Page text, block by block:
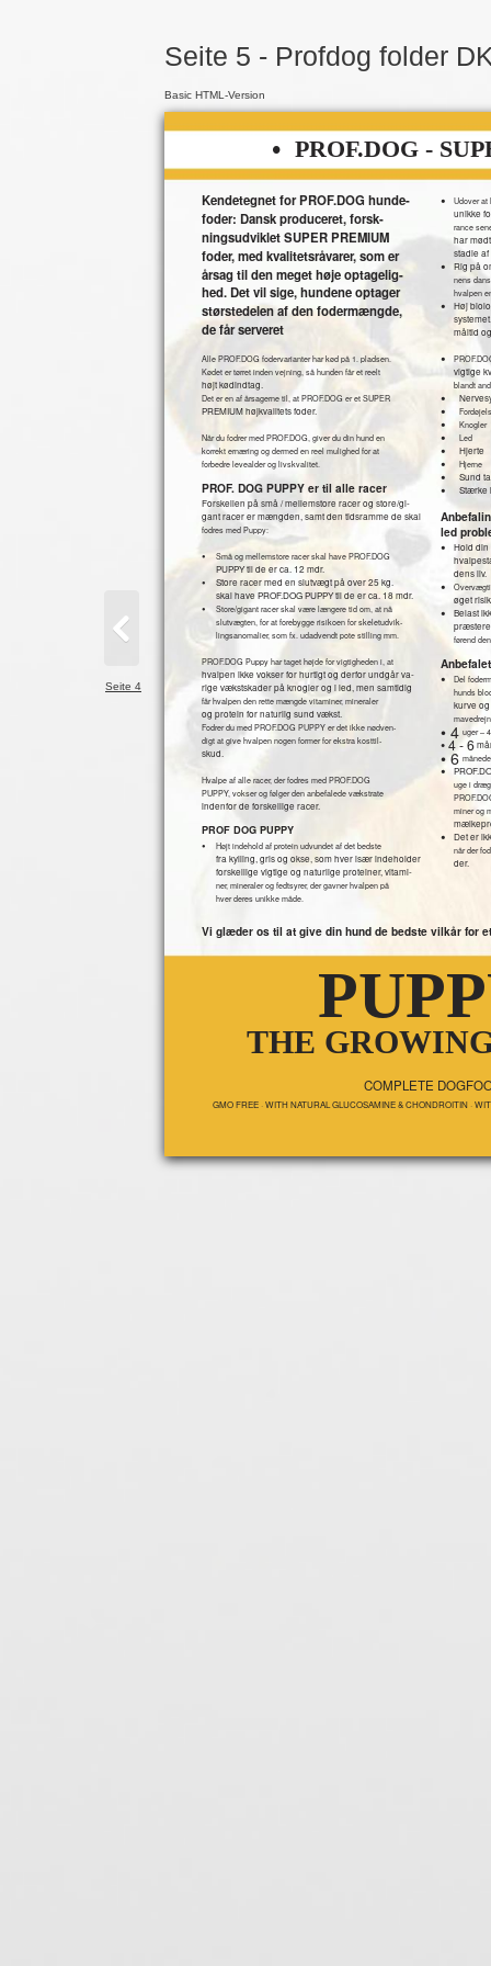
Seite 5 - Profdog folder
Basic HTML-Version
THE
COMPLETE
GMO FREE · WITH NATURAL GLUCOSAMINE & CHONDROITIN ·
• PROF.DOG -
Kendetegnet for PROF.DOG hunde-
foder: Dansk produceret, forsk-
ningsudviklet SUPER PREMIUM
foder, med kvalitetsråvarer, som er
årsag til den meget høje optagelig-
hed. Det vil sige, hundene optager
størstedelen af den fodermængde,
de får serveret
Alle PROF.DOG fodervarianter har kød på 1. pladsen.
Kødet er tørret inden vejning, så hunden får et reelt
højt kødindtag.
Det er en af årsagerne til, at PROF.DOG er et SUPER
PREMIUM højkvalitets foder.
Når du fodrer med PROF.DOG, giver du din hund en
korrekt ernæring og dermed en reel mulighed for at
forbedre levealder og livskvalitet.
PROF. DOG PUPPY er til alle racer
Forskellen på små / mellemstore racer og store/gi-
gant racer er mængden, samt den tidsramme de skal
fodres med Puppy:
• Små og mellemstore racer skal have PROF.DOG
PUPPY til de er ca. 12 mdr.
•
Store racer med en slutvægt på over 25 kg.
skal have PROF.DOG PUPPY til de er ca. 18 mdr.
•
Store/gigant racer skal være længere tid om, at nå
slutvægten, for at forebygge risikoen for skeletudvik-
lingsanomalier, som fx. udadvendt pote stilling mm.
PROF.DOG Puppy har taget højde for vigtigheden i, at
hvalpen ikke vokser for hurtigt og derfor undgår va-
rige vækstskader på knogler og i led, men samtidig
får hvalpen den rette mængde vitaminer, mineraler
og protein for naturlig sund vækst.
Fodrer du med PROF.DOG PUPPY er det ikke nødven-
digt at give hvalpen nogen former for ekstra kosttil-
skud.
Hvalpe af alle racer, der fodres med PROF.DOG
PUPPY, vokser og følger den anbefalede vækstrate
indenfor de forskellige racer.
PROF DOG PUPPY
• Højt indehold af protein udvundet af det bedste
fra kylling, gris og okse, som hver især indeholder
forskellige vigtige og naturlige proteiner, vitami-
ner, mineraler og fedtsyrer, der gavner hvalpen på
hver deres unikke måde.
• Udover at
unikke
rance
har
stadie af
• Rig på
nens
hvalpen
•
Høj
måltid
•
vigtige
blandt
•
•
• Knogler
• Led
• Hjerte
• Hjerne
• Sund
• Stærke
led
•
Hold din
dens liv.
•
øget
•
Belast
førend
•
Del
hunds
kurve
• 4 uger –
• 4 - 6
• 6
•
uge i
miner og
• Det er
når der
der.
Vi glæder os til at give din hund de bedste vilkår for
Seite 4